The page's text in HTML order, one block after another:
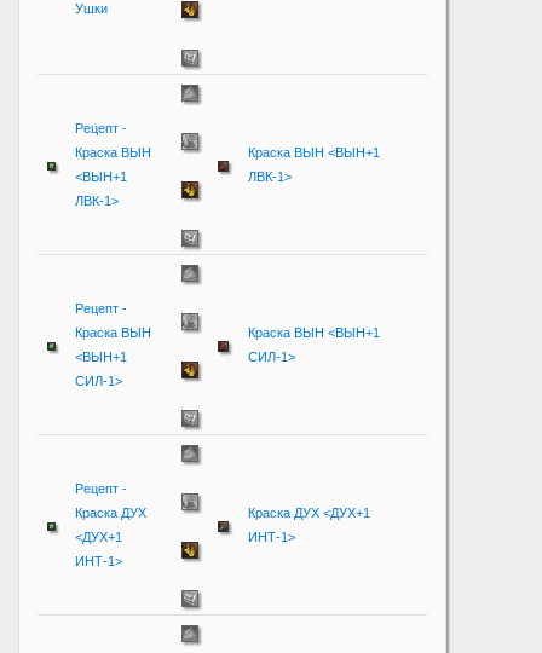
Ушки
Рецепт -
Краска ВЫН
<ВЫН+1
ЛВК-1>
Краска ВЫН <ВЫН+1
ЛВК-1>
Рецепт -
Краска ВЫН
<ВЫН+1
СИЛ-1>
Краска ВЫН <ВЫН+1
СИЛ-1>
Рецепт -
Краска ДУХ
<ДУХ+1
ИНТ-1>
Краска ДУХ <ДУХ+1
ИНТ-1>